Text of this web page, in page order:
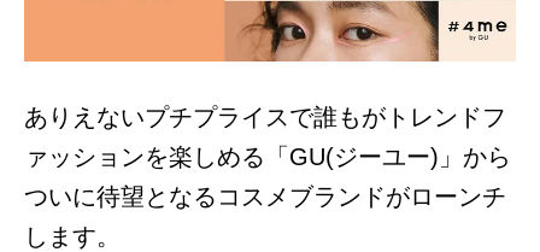
ありえないプチプライスで誰もがトレンドフ
ァッションを楽しめる「GU(ジーユー)」から
ついに待望となるコスメブランドがローンチ
します。